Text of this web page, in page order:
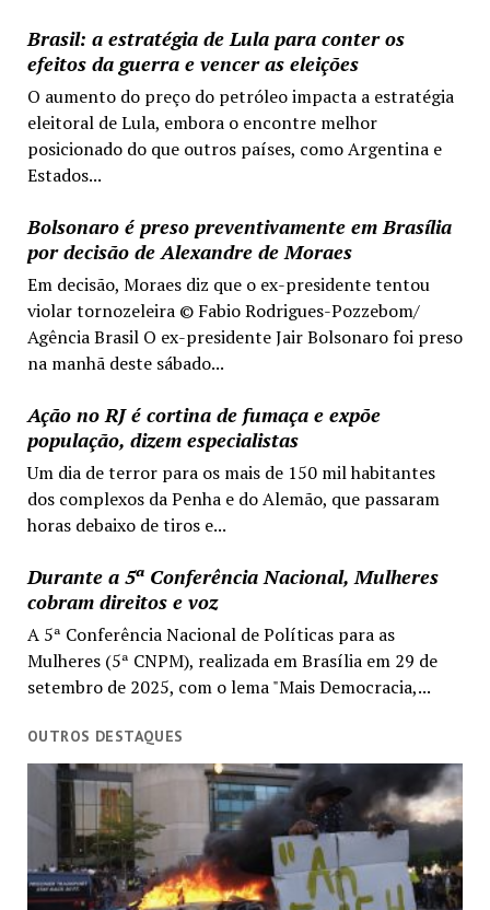
Brasil: a estratégia de Lula para conter os
efeitos da guerra e vencer as eleições
O aumento do preço do petróleo impacta a estratégia
eleitoral de Lula, embora o encontre melhor
posicionado do que outros países, como Argentina e
Estados...
Bolsonaro é preso preventivamente em Brasília
por decisão de Alexandre de Moraes
Em decisão, Moraes diz que o ex-presidente tentou
violar tornozeleira © Fabio Rodrigues-Pozzebom/
Agência Brasil O ex-presidente Jair Bolsonaro foi preso
na manhã deste sábado...
Ação no RJ é cortina de fumaça e expõe
população, dizem especialistas
Um dia de terror para os mais de 150 mil habitantes
dos complexos da Penha e do Alemão, que passaram
horas debaixo de tiros e...
Durante a 5ª Conferência Nacional, Mulheres
cobram direitos e voz
A 5ª Conferência Nacional de Políticas para as
Mulheres (5ª CNPM), realizada em Brasília em 29 de
setembro de 2025, com o lema "Mais Democracia,...
OUTROS DESTAQUES